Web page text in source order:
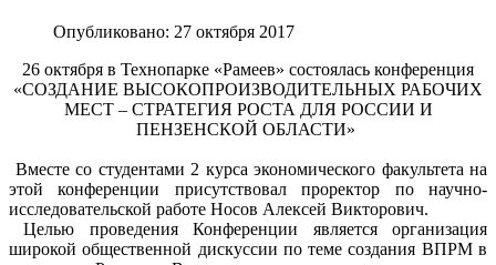
Опубликовано: 27 октября 2017
26 октября в Технопарке «Рамеев» состоялась конференция
«СОЗДАНИЕ ВЫСОКОПРОИЗВОДИТЕЛЬНЫХ РАБОЧИХ
МЕСТ – СТРАТЕГИЯ РОСТА ДЛЯ РОССИИ И
ПЕНЗЕНСКОЙ ОБЛАСТИ»
Вместе со студентами 2 курса экономического факультета на
этой конференции присутствовал проректор по научно-
исследовательской работе Носов Алексей Викторович.
Целью проведения Конференции является организация
широкой общественной дискуссии по теме создания ВПРМ в